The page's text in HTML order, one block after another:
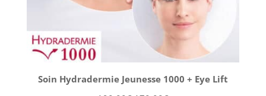
Soin Hydradermie Jeunesse 1000 + Eye Lift